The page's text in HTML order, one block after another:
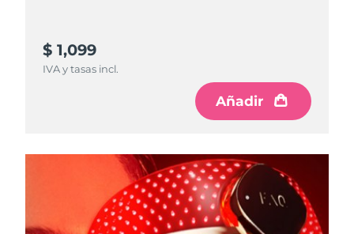
$ 1,099
IVA y tasas incl.
Añadir